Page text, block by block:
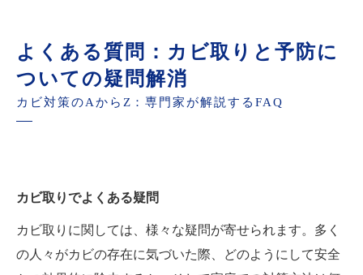
よくある質問：カビ取りと予防に
ついての疑問解消
カビ対策のAからZ：専門家が解説するFAQ
カビ取りでよくある疑問
カビ取りに関しては、様々な疑問が寄せられます。多く
の人々がカビの存在に気づいた際、どのようにして安全